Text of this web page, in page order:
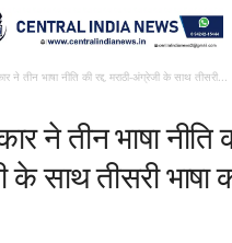
ने तीन भाषा नीति की रद्द, मराठी-अंग्रेजी के साथ तीसरी...
ने तीन भाषा नीति
के साथ तीसरी भाषा